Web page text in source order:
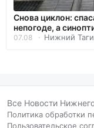
Снова циклон:
непогоде, а
07.08 Нижний
Все Новости
Политика обработки
Пользовательское